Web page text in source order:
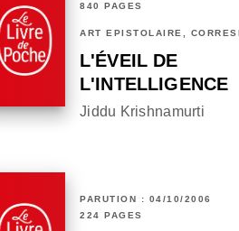
840 PAGES
ART ÉPISTOLAIRE,
L'ÉVEIL DE
L'INTELLIGENCE
Jiddu Krishnamurti
PARUTION : 04/10/2006
224 PAGES